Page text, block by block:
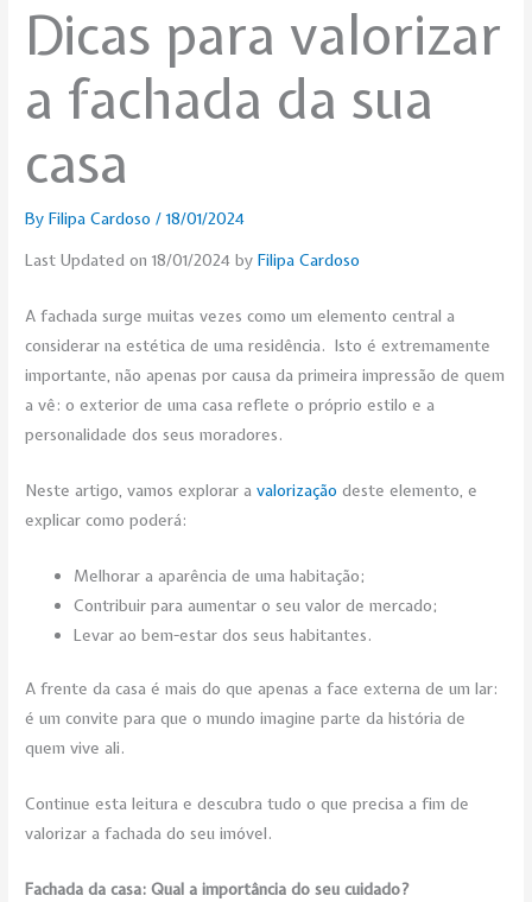
Dicas para valorizar
a fachada da sua
casa
ByFilipa Cardoso/18/01/2024
Last Updated on 18/01/2024 byFilipa Cardoso
A fachada surge muitas vezes como um elemento central a
considerar na estética de uma residência. Isto é extremamente
importante, não apenas por causa da primeira impressão de quem
a vê: o exterior de uma casa reflete o próprio estilo e a
personalidade dos seus moradores.
Neste artigo, vamos explorar avalorizaçãodeste elemento, e
explicar como poderá:
Melhorar a aparência de uma habitação;
Contribuir para aumentar o seu valor de mercado;
Levar ao bem-estar dos seus habitantes.
A frente da casa é mais do que apenas a face externa de um lar:
é um convite para que o mundo imagine parte da história de
quem vive ali.
Continue esta leitura e descubra tudo o que precisa a fim de
valorizar a fachada do seu imóvel.
Fachada da casa: Qual a importância do seu cuidado?